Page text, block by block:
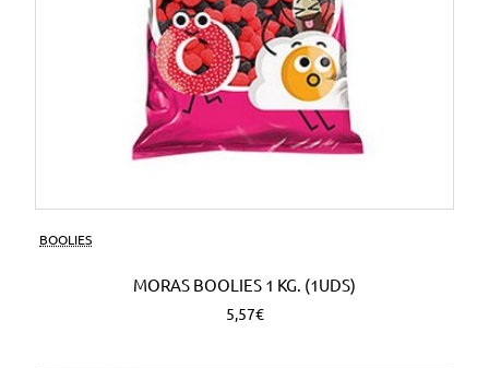
BOOLIES
MORAS BOOLIES 1 KG. (1UDS)
5,57€